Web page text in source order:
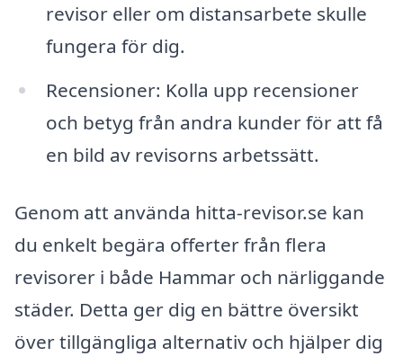
revisor eller om distansarbete skulle
fungera för dig.
Recensioner: Kolla upp recensioner
och betyg från andra kunder för att få
en bild av revisorns arbetssätt.
Genom att använda hitta-revisor.se kan
du enkelt begära offerter från flera
revisorer i både Hammar och närliggande
städer. Detta ger dig en bättre översikt
över tillgängliga alternativ och hjälper dig